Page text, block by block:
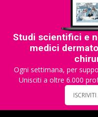
Studi scientifici e
medici
Ogni settimana, per
Unisciti a oltre 6.000